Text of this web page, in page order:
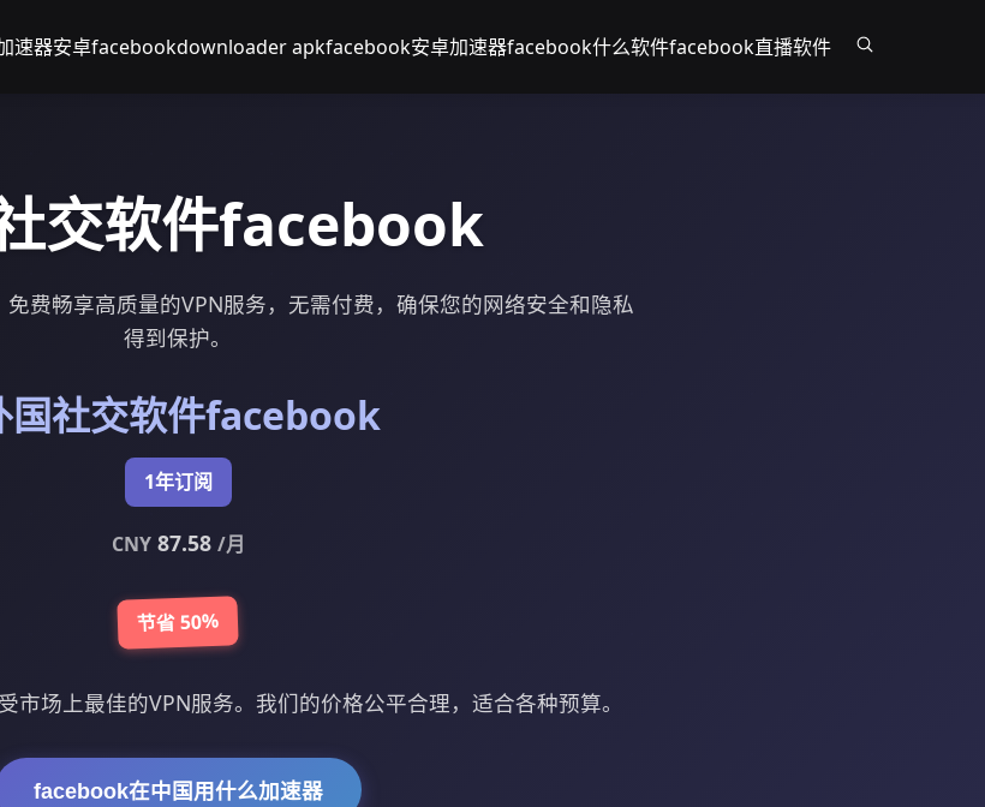
速器安卓facebookdownloader apkfacebook安卓加速器facebook什么软件facebook直播软件
交软件facebook
费畅享高质量的VPN服务，无需付费，确保您的网络安全和隐私
得到保护。
国社交软件facebook
1年订阅
CNY87.58 /月
节省 50%
场上最佳的VPN服务。我们的价格公平合理，适合各种预算。
facebook在中国用什么加速器